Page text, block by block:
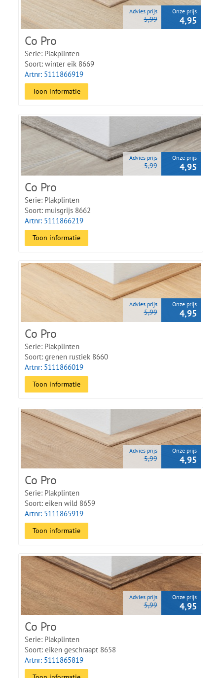
Advies prijs
5,99
Onze prijs
4,95
Co Pro
Serie: Plakplinten
Soort: winter eik 8669
Artnr: 5111866919
Toon informatie
Advies prijs
5,99
Onze prijs
4,95
Co Pro
Serie: Plakplinten
Soort: muisgrijs 8662
Artnr: 5111866219
Toon informatie
Advies prijs
5,99
Onze prijs
4,95
Co Pro
Serie: Plakplinten
Soort: grenen rustiek 8660
Artnr: 5111866019
Toon informatie
Advies prijs
5,99
Onze prijs
4,95
Co Pro
Serie: Plakplinten
Soort: eiken wild 8659
Artnr: 5111865919
Toon informatie
Advies prijs
5,99
Onze prijs
4,95
Co Pro
Serie: Plakplinten
Soort: eiken geschraapt 8658
Artnr: 5111865819